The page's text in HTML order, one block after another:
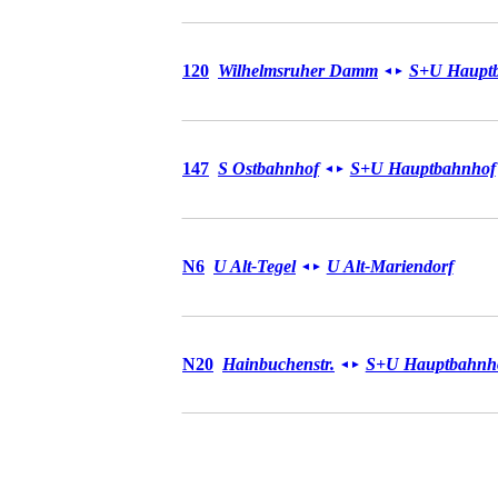
Bus 120
120 Wilhelmsruher Damm ◄ ► S+U
Bus 147
147 S Ostbahnhof ◄ ► S+U Hauptbahnhof
Bus N6
N6 U Alt-Tegel ◄ ► U Alt-Mariendorf
Bus N20
N20 Hainbuchenstr. ◄ ► S+U